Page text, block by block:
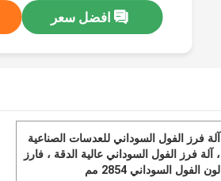
افضل سعر
آلة فرز الفول السوداني للعدسات الصناعية
، آلة فرز الفول السوداني عالية الدقة ، فارز
لون الفول السوداني 2854 مم